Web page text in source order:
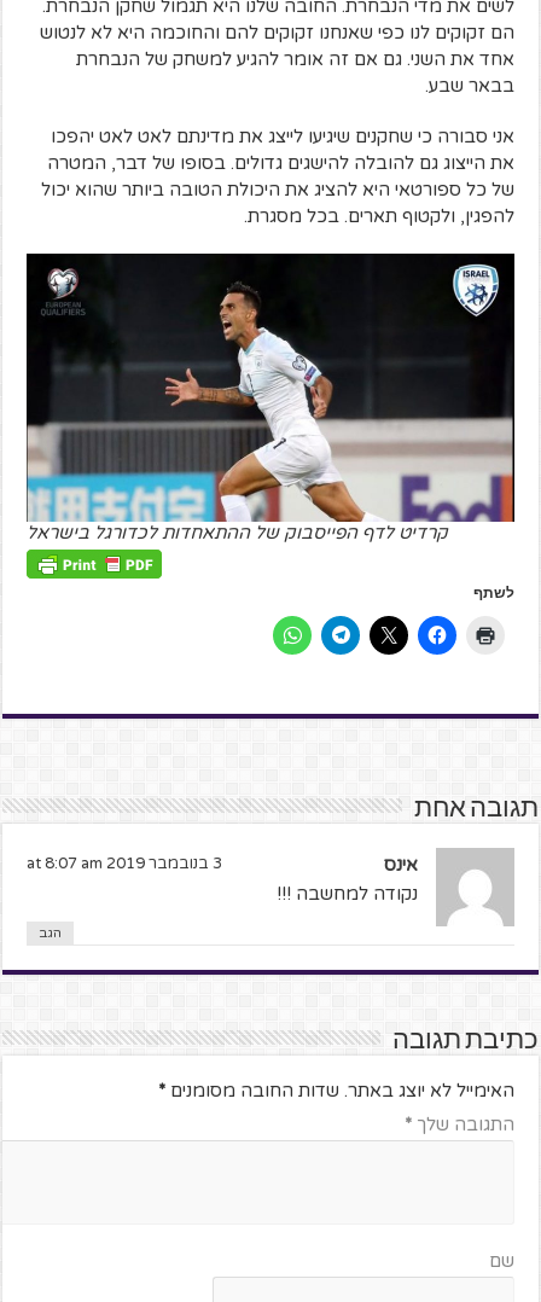
לשים את מדי הנבחרת. החובה שלנו היא תגמול שחקן הנבחרת.
הם זקוקים לנו כפי שאנחנו זקוקים להם והחוכמה היא לא לנטוש
אחד את השני. גם אם זה אומר להגיע למשחק של הנבחרת
בבאר שבע.
אני סבורה כי שחקנים שיגיעו לייצג את מדינתם לאט לאט יהפכו
את הייצוג גם להובלה להישגים גדולים. בסופו של דבר, המטרה
של כל ספורטאי היא להציג את היכולת הטובה ביותר שהוא יכול
להפגין, ולקטוף תארים. בכל מסגרת.
קרדיט לדף הפייסבוק של ההתאחדות לכדורגל בישראל
לשתף
תגובה אחת
אינס 3 בנובמבר 2019 at 8:07 am
נקודה למחשבה !!!
הגב
כתיבת תגובה
האימייל לא יוצג באתר. שדות החובה מסומנים*
התגובה שלך*
שם